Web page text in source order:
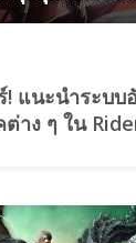
! แนะนำระบบ
าง ๆ ใน